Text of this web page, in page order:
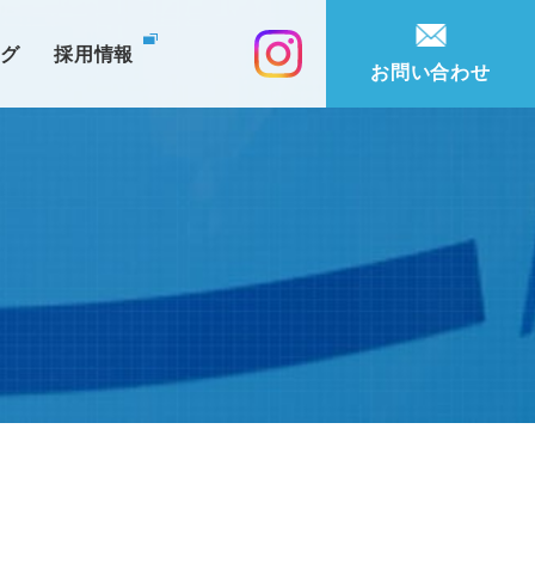
採用情報
お問い合わせ